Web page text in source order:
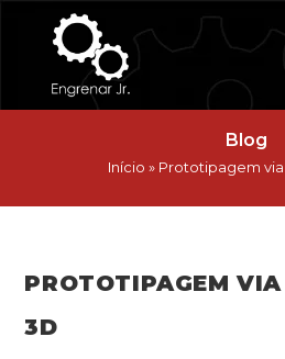
content
Blog
Início » Prototipagem
PROTOTIPAGEM
3D